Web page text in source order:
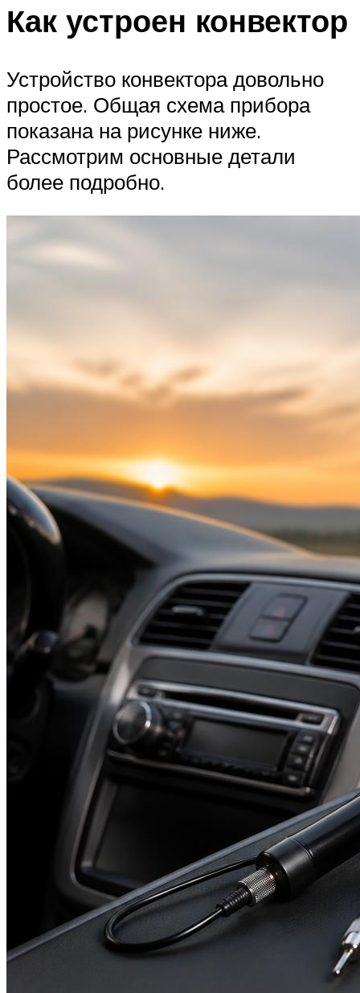
Как устроен конвектор
Устройство конвектора довольно
простое. Общая схема прибора
показана на рисунке ниже.
Рассмотрим основные детали
более подробно.